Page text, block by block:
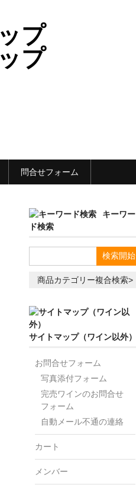
問合せフォーム
キーワー
ド検索
商品カテゴリー複合検索>
サイトマップ（ワイン以外）
お問合せフォーム
写真添付フォーム
完売ワインのお問合せ
フォーム
自動メール不通の連絡
カート
メンバー